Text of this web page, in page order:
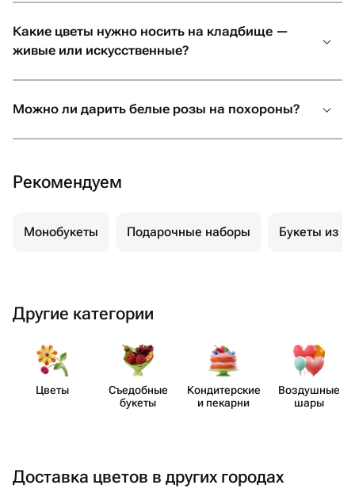
Какие цветы нужно носить на кладбище —
живые или искусственные?
Можно ли дарить белые розы на похороны?
Рекомендуем
Монобукеты Подарочные наборы Букеты из
Другие категории
Цветы
Съедобные
букеты
Кондит​ерские
и пекарни
Воздушные
шары
Доставка цветов в других городах